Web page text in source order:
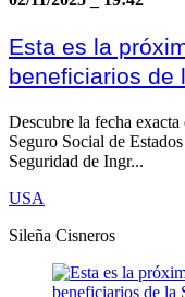
Esta es la
beneficiarios de
Descubre la fecha
Seguro Social de
Seguridad de Ingr...
USA
Sileña Cisneros